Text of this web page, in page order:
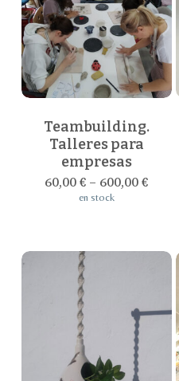
Este
producto
múltiples
variantes.
opciones
producto
Teambuilding.
Talleres para
empresas
60,00€ – 600,00€
en stock